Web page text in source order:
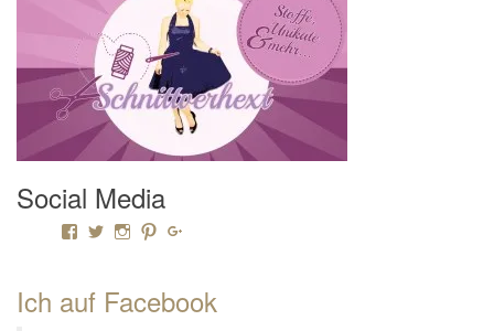
Social Media
Profil von Mamili1910 auf Facebook anzeigen
Profil von Mamili1910 auf Twitter anzeigen
Profil von Mamili1910 auf Instagram anzeigen
Profil von Mamili1910 auf Pinterest anzeigen
Ich auf Facebook